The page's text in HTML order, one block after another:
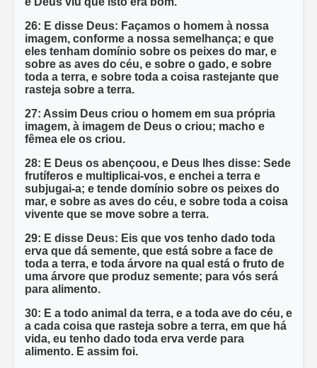
26: E disse Deus: Façamos o homem à nossa
imagem, conforme a nossa semelhança; e que
eles tenham domínio sobre os peixes do mar, e
sobre as aves do céu, e sobre o gado, e sobre
toda a terra, e sobre toda a coisa rastejante que
rasteja sobre a terra.
27: Assim Deus criou o homem em sua própria
imagem, à imagem de Deus o criou; macho e
fêmea ele os criou.
28: E Deus os abençoou, e Deus lhes disse: Sede
frutíferos e multiplicai-vos, e enchei a terra e
subjugai-a; e tende domínio sobre os peixes do
mar, e sobre as aves do céu, e sobre toda a coisa
vivente que se move sobre a terra.
29: E disse Deus: Eis que vos tenho dado toda
erva que dá semente, que está sobre a face de
toda a terra, e toda árvore na qual está o fruto de
uma árvore que produz semente; para vós será
para alimento.
30: E a todo animal da terra, e a toda ave do céu, e
a cada coisa que rasteja sobre a terra, em que há
vida, eu tenho dado toda erva verde para
alimento. E assim foi.